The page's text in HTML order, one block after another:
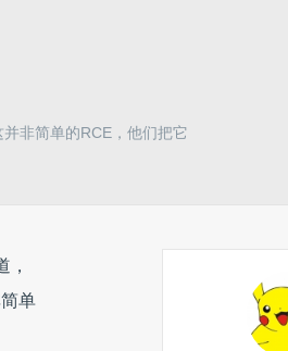
非简单的RCE，他们把它
，
单